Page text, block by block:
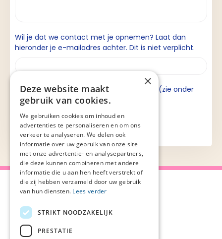
Wil je dat we contact met je opnemen? Laat dan
hieronder je e-mailadres achter. Dit is niet verplicht.
Ik ga akkoord met de privacyverklaring (zie onder
aan de pagina).
Over Palliaweb
Over PZNL
Privacyverklaring
×
Deze website maakt
gebruik van cookies.
We gebruiken cookies om inhoud en
advertenties te personaliseren en om ons
verkeer te analyseren. We delen ook
informatie over uw gebruik van onze site
met onze advertentie- en analysepartners,
die deze kunnen combineren met andere
informatie die u aan hen heeft verstrekt of
die zij hebben verzameld door uw gebruik
van hun diensten. Lees verder
STRIKT NOODZAKELIJK
PRESTATIE